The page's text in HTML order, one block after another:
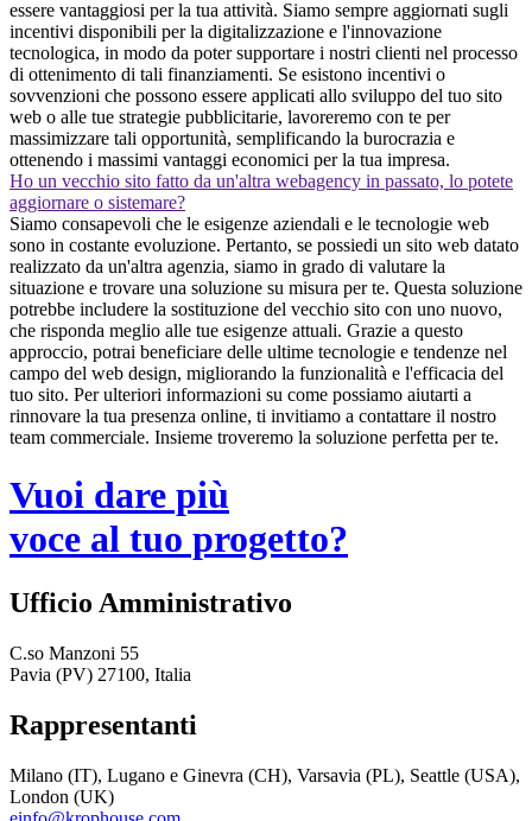
essere vantaggiosi per la tua attività. Siamo sempre aggiornati sugli
incentivi disponibili per la digitalizzazione e l'innovazione
tecnologica, in modo da poter supportare i nostri clienti nel processo
di ottenimento di tali finanziamenti. Se esistono incentivi o
sovvenzioni che possono essere applicati allo sviluppo del tuo sito
web o alle tue strategie pubblicitarie, lavoreremo con te per
massimizzare tali opportunità, semplificando la burocrazia e
ottenendo i massimi vantaggi economici per la tua impresa.
Ho un vecchio sito fatto da un'altra webagency in passato, lo potete
aggiornare o sistemare?
Siamo consapevoli che le esigenze aziendali e le tecnologie web
sono in costante evoluzione. Pertanto, se possiedi un sito web datato
realizzato da un'altra agenzia, siamo in grado di valutare la
situazione e trovare una soluzione su misura per te. Questa soluzione
potrebbe includere la sostituzione del vecchio sito con uno nuovo,
che risponda meglio alle tue esigenze attuali. Grazie a questo
approccio, potrai beneficiare delle ultime tecnologie e tendenze nel
campo del web design, migliorando la funzionalità e l'efficacia del
tuo sito. Per ulteriori informazioni su come possiamo aiutarti a
rinnovare la tua presenza online, ti invitiamo a contattare il nostro
team commerciale. Insieme troveremo la soluzione perfetta per te.
Vuoi dare più
voce al tuo progetto?
Ufficio Amministrativo
C.so Manzoni 55
Pavia (PV) 27100, Italia
Rappresentanti
Milano (IT), Lugano e Ginevra (CH), Varsavia (PL), Seattle (USA),
London (UK)